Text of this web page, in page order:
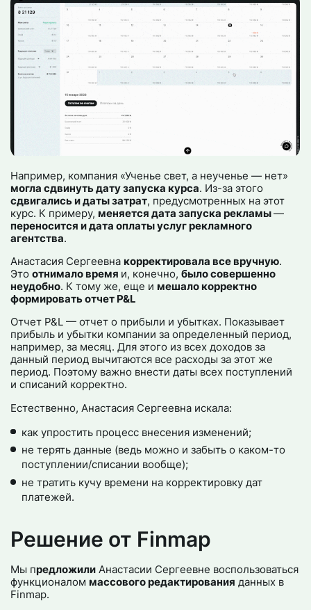
Например, компания «Ученье свет, а неученье — нет»
могла сдвинуть дату запуска курса. Из-за этого
сдвигались и даты затрат, предусмотренных на этот
курс. К примеру, меняется дата запуска рекламы—
переносится и дата оплаты услуг рекламного
агентства.
Анастасия Сергеевна корректировала все вручную.
Этоотнимало время и, конечно,было совершенно
неудобно. К тому же, еще и мешало корректно
формировать отчет P&L
Отчет P&L — отчет о прибыли и убытках. Показывает
прибыль и убытки компании за определенный период,
например, за месяц. Для этого из всех доходов за
данный период вычитаются все расходы за этот же
период. Поэтому важно внести даты всех поступлений
и списаний корректно.
Естественно, Анастасия Сергеевна искала:
как упростить процесс внесения изменений;
не терять данные (ведь можно и забыть о каком-то
поступлении/списании вообще);
не тратить кучу времени на корректировку дат
платежей.
Решение от Finmap
Мы предложили Анастасии Сергеевне воспользоваться
функционалом массового редактирования данных в
Finmap.